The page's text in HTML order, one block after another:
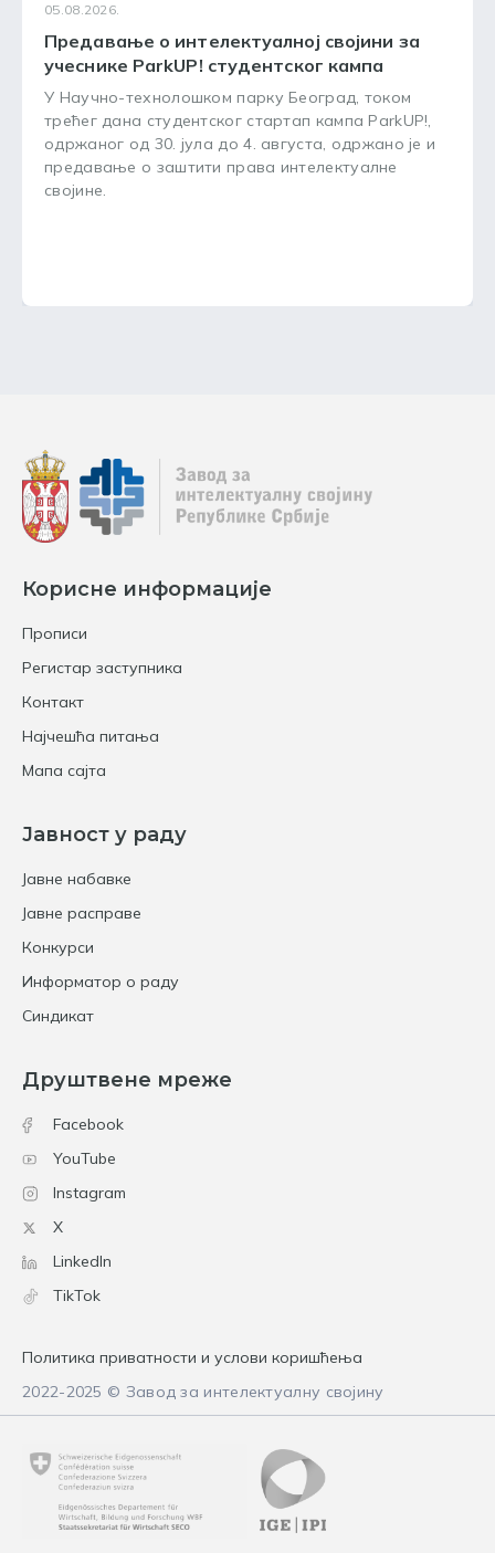
05.08.2026.
Предавање о интелектуалној својини за
учеснике ParkUP! студентског кампа
У Научно-технолошком парку Београд, током
трећег дана студентског стартап кампа ParkUP!,
одржаног од 30. јула до 4. августа, одржано је и
предавање о заштити права интелектуалне
својине.
Корисне информације
Прописи
Регистар заступника
Контакт
Најчешћа питања
Мапа сајта
Јавност у раду
Јавне набавке
Јавне расправе
Конкурси
Информатор о раду
Синдикат
Друштвене мреже
Facebook
YouTube
Instagram
X
LinkedIn
TikTok
Политика приватности и услови коришћења
2022-2025 © Завод за интелектуалну својину